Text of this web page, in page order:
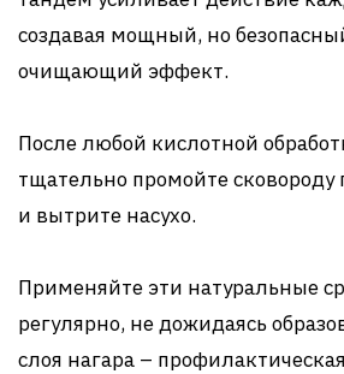
создавая мощный, но
очищающий эффект.
После любой кислотной
тщательно промойте сковороду
и вытрите насухо.
Применяйте эти натуральные
регулярно, не дожидаясь
слоя нагара –